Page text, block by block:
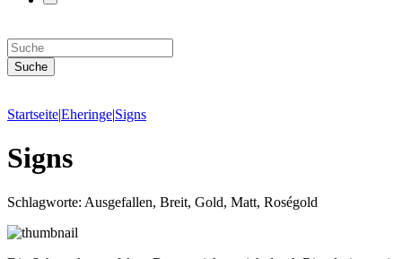
Startseite|Eheringe|Signs
Signs
Schlagworte: Ausgefallen, Breit, Gold, Matt, Roségold